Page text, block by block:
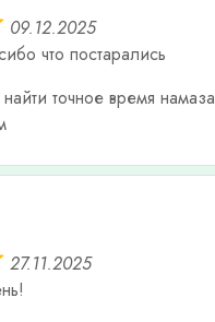
09.12.2025
что постарались
точное время
27.11.2025